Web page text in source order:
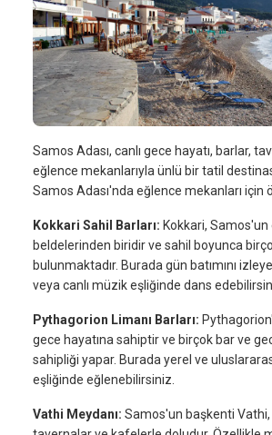
Samos Adası, canlı gece hayatı, barlar,
eğlence mekanlarıyla ünlü bir tatil
Samos Adası'nda eğlence mekanları için
Kokkari Sahil Barları: Kokkari,
beldelerinden biridir ve sahil boyunca
bulunmaktadır. Burada gün batımını
veya canlı müzik eşliğinde dans
Pythagorion Limanı Barları:
gece hayatına sahiptir ve birçok bar ve
sahipliği yapar. Burada yerel ve
eşliğinde eğlenebilirsiniz.
Vathi Meydanı: Samos'un başkenti Vathi,